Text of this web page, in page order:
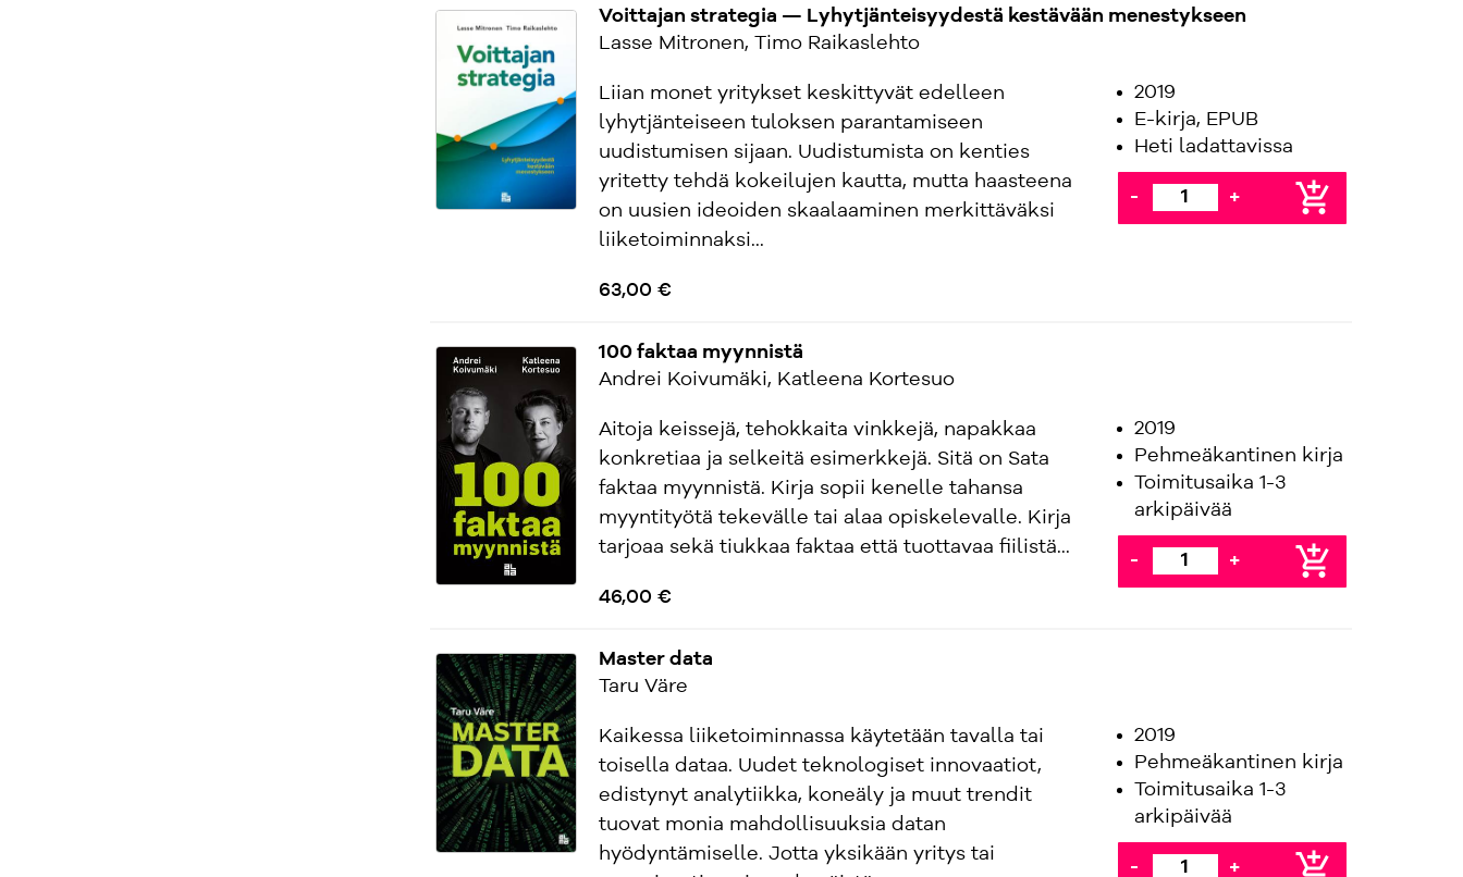
Voittajan strategia — Lyhytjänteisyydestä kestävään menestykseen
Lasse Mitronen, Timo Raikaslehto
Liian monet yritykset keskittyvät edelleen
lyhytjänteiseen tuloksen parantamiseen
uudistumisen sijaan. Uudistumista on kenties
yritetty tehdä kokeilujen kautta, mutta haasteena
on uusien ideoiden skaalaaminen merkittäväksi
liiketoiminnaksi...
63,00 €
2019
E-kirja, EPUB
Heti ladattavissa
- + add_shopping_cart
100 faktaa myynnistä
Andrei Koivumäki, Katleena Kortesuo
Aitoja keissejä, tehokkaita vinkkejä, napakkaa
konkretiaa ja selkeitä esimerkkejä. Sitä on Sata
faktaa myynnistä. Kirja sopii kenelle tahansa
myyntityötä tekevälle tai alaa opiskelevalle. Kirja
tarjoaa sekä tiukkaa faktaa että tuottavaa fiilistä...
46,00 €
2019
Pehmeäkantinen kirja
Toimitusaika 1-3
arkipäivää
- + add_shopping_cart
Master data
Taru Väre
Kaikessa liiketoiminnassa käytetään tavalla tai
toisella dataa. Uudet teknologiset innovaatiot,
edistynyt analytiikka, koneäly ja muut trendit
tuovat monia mahdollisuuksia datan
hyödyntämiselle. Jotta yksikään yritys tai
2019
Pehmeäkantinen kirja
Toimitusaika 1-3
arkipäivää
- + add_shopping_cart